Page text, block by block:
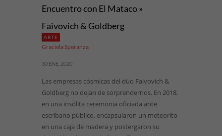
Encuentro con El Mataco »
Faivovich & Goldberg
ARTE
Graciela Speranza
30 ENE, 2020
Las empresas cósmicas del dúo Faivovich &
Goldberg no dejan de sorprendernos. En 2018,
en una insólita ceremonia oficiada ante
escribano público, encapsularon un meteorito
en una caja de madera y postergaron su